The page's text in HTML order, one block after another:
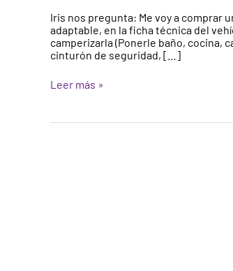
Iris nos pregunta: Me voy a comprar
adaptable, en la ficha técnica del
camperizarla (Ponerle baño, cocina,
cinturón de seguridad, […]
a
vivienda?
Camperizar
una
furgoneta
Leer más »